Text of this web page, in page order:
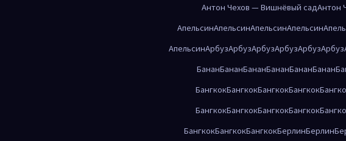
Антон Чехов — Вишнёвый садАнтон
АпельсинАпельсинАпельсинАпельсин
АпельсинАрбузАрбузАрбузАрбузАрбузАрбуз
БананБананБананБананБананБанан
БангкокБангкокБангкокБангкок
БангкокБангкокБангкокБангкок
БангкокБангкокБангкокБерлинБерлин